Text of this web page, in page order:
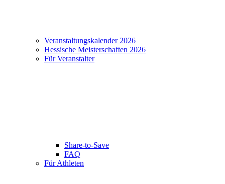
Veranstaltungskalender 2026
Hessische Meisterschaften 2026
Für Veranstalter
Share-to-Save
FAQ
Für Athleten